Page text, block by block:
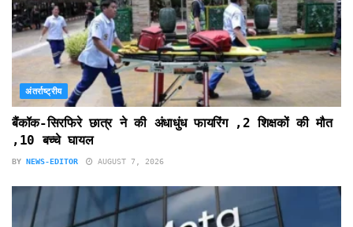
अंतर्राष्ट्रीय
बैंकॉक-सिरफिरे छात्र ने की अंधाधुंध फायरिंग ,2 शिक्षकों की मौत
,10 बच्चे घायल
BY NEWS-EDITOR AUGUST 7, 2026